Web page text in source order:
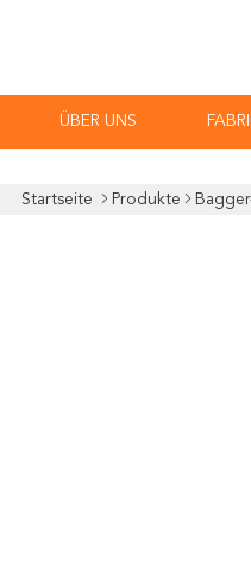
ÜBER UNS
Startseite Produkte